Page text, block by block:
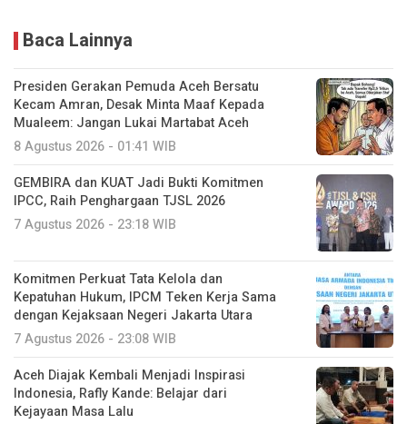
Baca Lainnya
Presiden Gerakan Pemuda Aceh Bersatu
Kecam Amran, Desak Minta Maaf Kepada
Mualeem: Jangan Lukai Martabat Aceh
8 Agustus 2026 - 01:41 WIB
GEMBIRA dan KUAT Jadi Bukti Komitmen
IPCC, Raih Penghargaan TJSL 2026
7 Agustus 2026 - 23:18 WIB
Komitmen Perkuat Tata Kelola dan
Kepatuhan Hukum, IPCM Teken Kerja Sama
dengan Kejaksaan Negeri Jakarta Utara
7 Agustus 2026 - 23:08 WIB
Aceh Diajak Kembali Menjadi Inspirasi
Indonesia, Rafly Kande: Belajar dari
Kejayaan Masa Lalu